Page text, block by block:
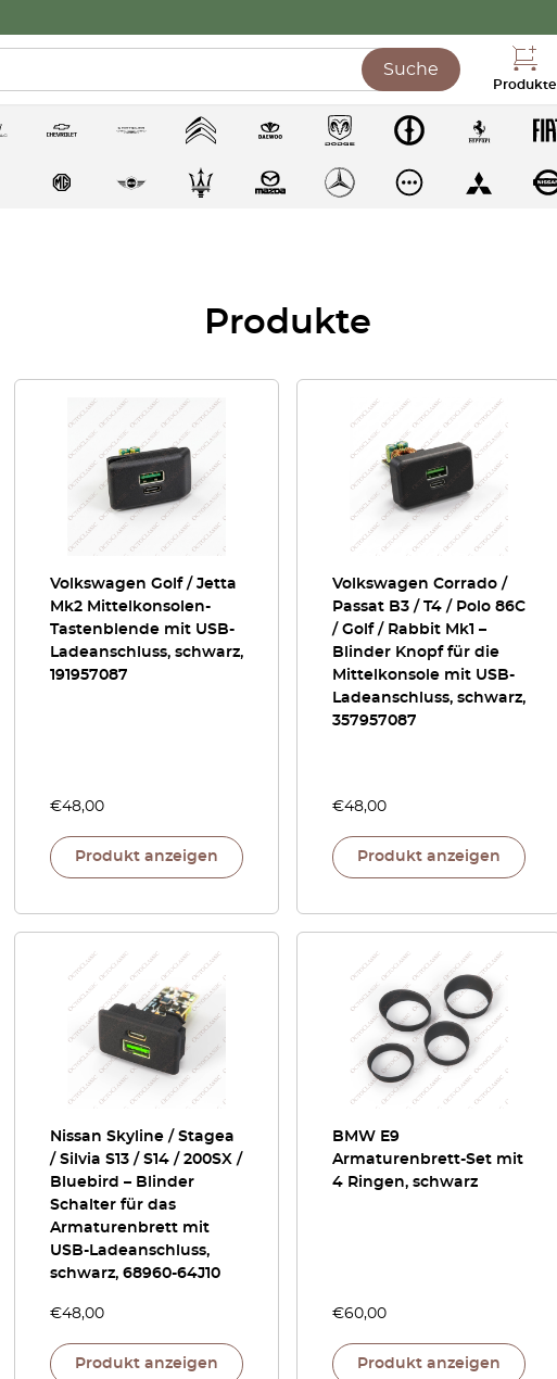
Suche
Produkte
Produkte
Volkswagen Golf / Jetta
Mk2 Mittelkonsolen-
Tastenblende mit USB-
Ladeanschluss, schwarz,
191957087
€48,00
Produkt anzeigen
Volkswagen Corrado /
Passat B3 / T4 / Polo 86C
/ Golf / Rabbit Mk1 –
Blinder Knopf für die
Mittelkonsole mit USB-
Ladeanschluss, schwarz,
357957087
€48,00
Produkt anzeigen
Nissan Skyline / Stagea
/ Silvia S13 / S14 / 200SX /
Bluebird – Blinder
Schalter für das
Armaturenbrett mit
USB-Ladeanschluss,
schwarz, 68960-64J10
€48,00
Produkt anzeigen
BMW E9
Armaturenbrett-Set mit
4 Ringen, schwarz
€60,00
Produkt anzeigen